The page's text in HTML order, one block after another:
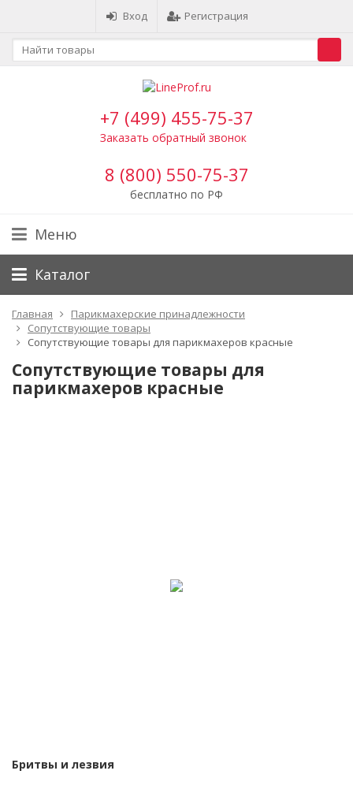
Вход Регистрация
+7 (499) 455-75-37
Заказать обратный звонок
8 (800) 550-75-37
бесплатно по РФ
Меню
Каталог
Главная
Парикмахерские принадлежности
Сопутствующие товары
Сопутствующие товары для парикмахеров красные
Сопутствующие товары для
парикмахеров красные
Бритвы и лезвия